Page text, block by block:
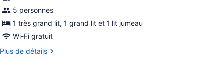
ce
type
de
chambre :
Maison,
5 personnes
1 très grand lit, 1 grand lit et 1 lit jumeau
Wi-Fi gratuit
Plus de détails
Plus